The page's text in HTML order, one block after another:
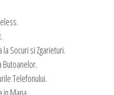
Socuri si Zgarieturi.
Butoanelor.
Telefonului.
Mana.